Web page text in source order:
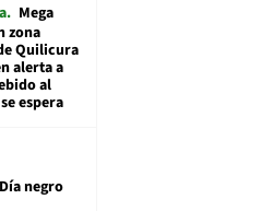
Mega
zona
Quilicura
alerta a
al
espera
negro